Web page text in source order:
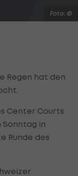
Foto: ©
Regen hat den
Center Courts
Sonntag in
Runde des